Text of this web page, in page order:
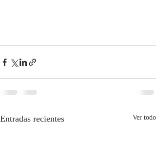
Entradas recientes Ver todo